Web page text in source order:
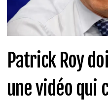
Patrick Roy
une vidéo qui